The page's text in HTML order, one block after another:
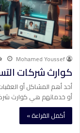
Mohamed Youssef
كوارث شركات
أحد أهم المشاكل أو
أو خدماتهم هي كوارث
أكمل القراءة »